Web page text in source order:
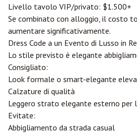
Livello tavolo VIP/privato: $1.500+
Se combinato con alloggio, il costo
aumentare significativamente.
Dress Code a un Evento di Lusso in
Lo stile previsto è elegante
Consigliato:
Look formale o smart-elegante
Calzature di qualità
Leggero strato elegante esterno per
Evitate:
Abbigliamento da strada casual